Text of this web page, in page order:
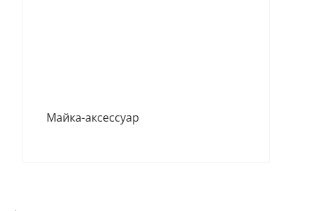
Майка-аксессуар